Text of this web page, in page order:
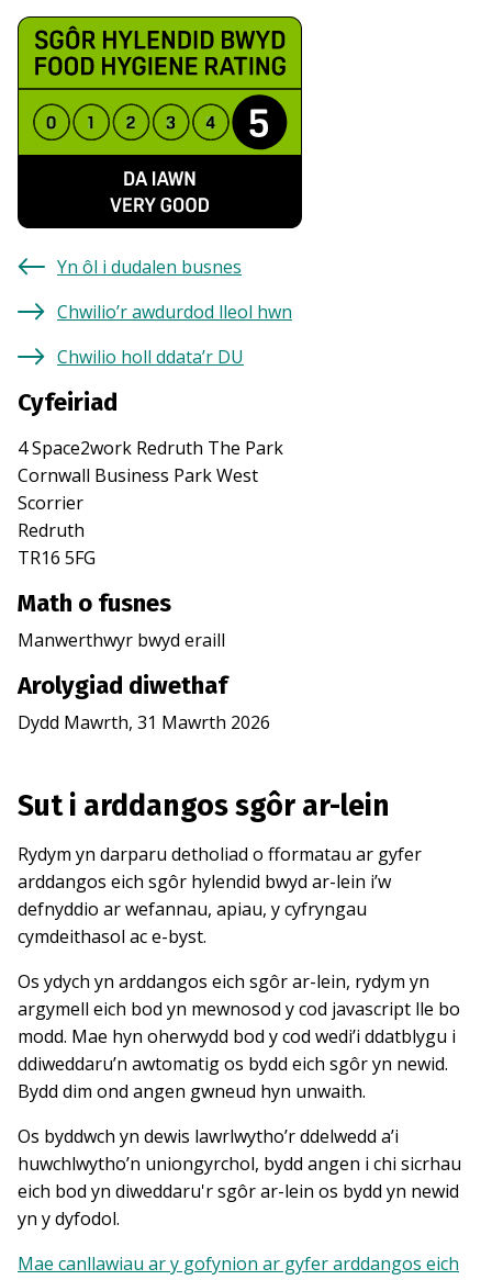
Yn ôl i dudalen busnes
Chwilio’r awdurdod lleol hwn
Chwilio holl ddata’r DU
Cyfeiriad
4 Space2work Redruth The Park
Cornwall Business Park West
Scorrier
Redruth
TR16 5FG
Math o fusnes
Manwerthwyr bwyd eraill
Arolygiad diwethaf
Dydd Mawrth, 31 Mawrth 2026
Sut i arddangos sgôr ar-lein
Rydym yn darparu detholiad o fformatau ar gyfer
arddangos eich sgôr hylendid bwyd ar-lein i’w
defnyddio ar wefannau, apiau, y cyfryngau
cymdeithasol ac e-byst.
Os ydych yn arddangos eich sgôr ar-lein, rydym yn
argymell eich bod yn mewnosod y cod javascript lle bo
modd. Mae hyn oherwydd bod y cod wedi’i ddatblygu i
ddiweddaru’n awtomatig os bydd eich sgôr yn newid.
Bydd dim ond angen gwneud hyn unwaith.
Os byddwch yn dewis lawrlwytho’r ddelwedd a’i
huwchlwytho’n uniongyrchol, bydd angen i chi sicrhau
eich bod yn diweddaru'r sgôr ar-lein os bydd yn newid
yn y dyfodol.
Mae canllawiau ar y gofynion ar gyfer arddangos eich